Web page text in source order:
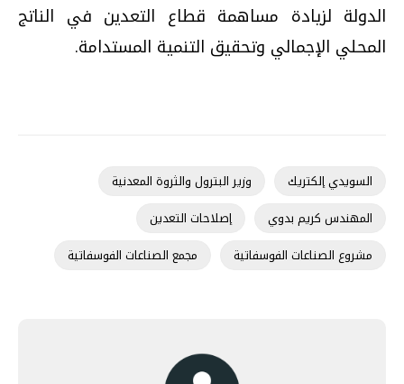
الدولة لزيادة مساهمة قطاع التعدين في الناتج
المحلي الإجمالي وتحقيق التنمية المستدامة.
السويدي إلكتريك
وزير البترول والثروة المعدنية
المهندس كريم بدوي
إصلاحات التعدين
مشروع الصناعات الفوسفاتية
مجمع الصناعات الفوسفاتية